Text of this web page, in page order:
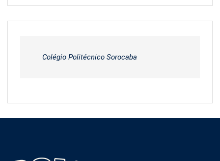
Colégio Politécnico Sorocaba